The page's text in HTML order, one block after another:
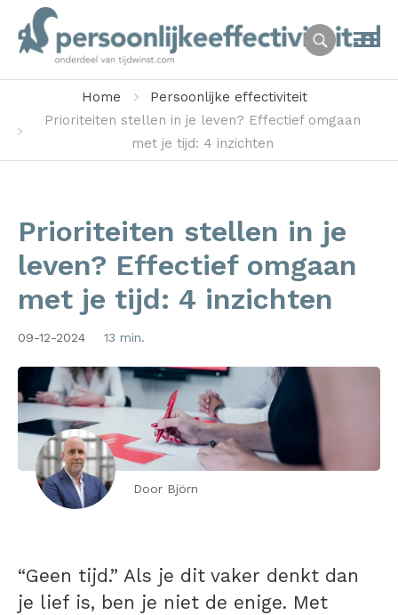
Home
Persoonlijke effectiviteit
Prioriteiten stellen in je leven? Effectief omgaan
met je tijd: 4 inzichten
Prioriteiten stellen in je
leven? Effectief omgaan
met je tijd: 4 inzichten
09-12-2024 13 min.
Door Björn
“Geen tijd.” Als je dit vaker denkt dan
je lief is, ben je niet de enige. Met